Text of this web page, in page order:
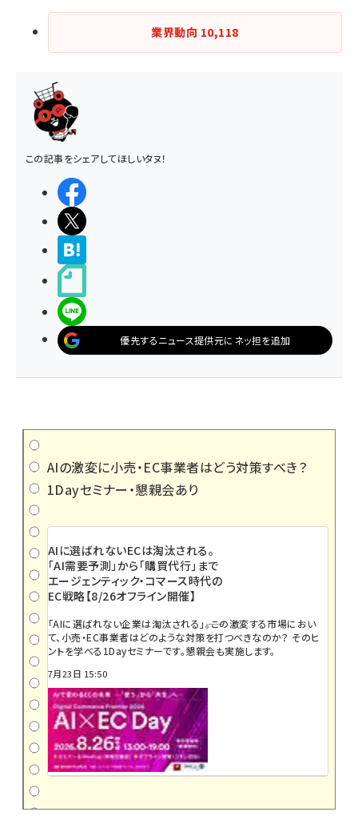
業界動向 10,118
この記事をシェアしてほしいタヌ！
優先するニュース提供元にネッ担を追加
AIの激変に小売・EC事業者はどう対策すべき？
1Dayセミナー・懇親会あり
AIに選ばれないECは淘汰される。
「AI需要予測」から「購買代行」まで
エージェンティック・コマース時代の
EC戦略【8/26オフライン開催】
「AIに選ばれない企業は淘汰される」――。この激変する市場におい
て、小売・EC事業者はどのような対策を打つべきなのか？ そのヒ
ントを学べる1Dayセミナーです。懇親会も実施します。
7月23日 15:50